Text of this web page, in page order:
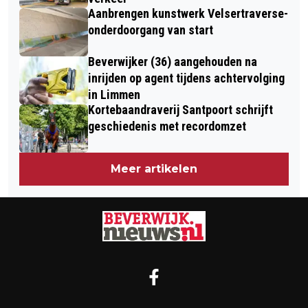
Aanbrengen kunstwerk Velsertraverse-
onderdoorgang van start
Beverwijker (36) aangehouden na
inrijden op agent tijdens achtervolging
in Limmen
Kortebaandraverij Santpoort schrijft
geschiedenis met recordomzet
Meer artikelen